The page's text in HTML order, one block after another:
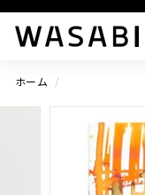
W
S
A
ホーム /